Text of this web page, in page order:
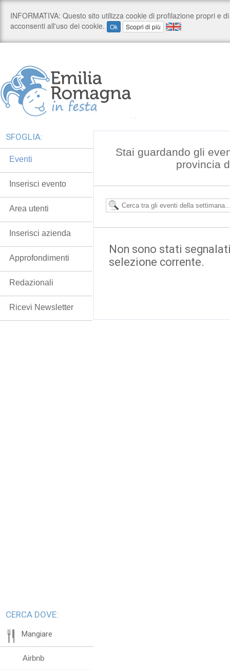
Stai guardando gli
provincia
Non sono stati
selezione corrente.
SFOGLIA:
Eventi
Inserisci evento
Area utenti
Inserisci azienda
Approfondimenti
Redazionali
Ricevi Newsletter
CERCA DOVE:
Mangiare
Airbnb